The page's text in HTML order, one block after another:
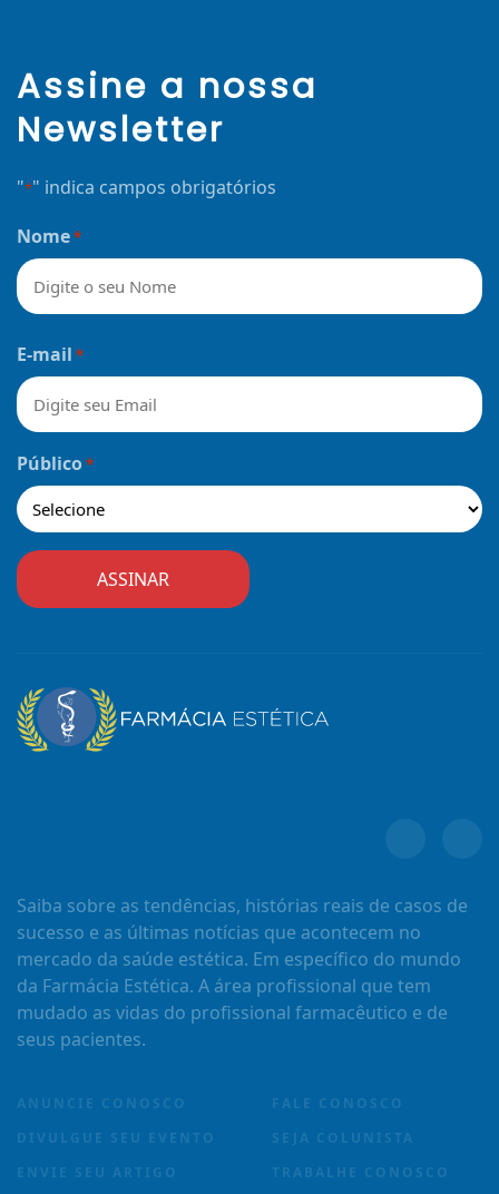
Assine a nossa
Newsletter
"*" indica campos obrigatórios
Nome*
E-mail *
Público*
Saiba sobre as tendências, histórias reais de casos de
sucesso e as últimas notícias que acontecem no
mercado da saúde estética. Em específico do mundo
da Farmácia Estética. A área profissional que tem
mudado as vidas do profissional farmacêutico e de
seus pacientes.
ANUNCIE CONOSCO
DIVULGUE SEU EVENTO
ENVIE SEU ARTIGO
FALE CONOSCO
SEJA COLUNISTA
TRABALHE CONOSCO